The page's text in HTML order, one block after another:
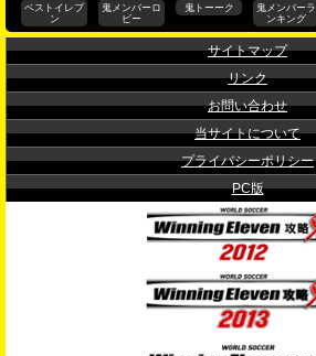
ベストイレブ
ン
鬼メンバーロ
ビー
鬼トーーク
鬼メンバーラ
ンキング
サイトマップ
リンク
お問い合わせ
当サイトについて
プライバシーポリシー
PC版